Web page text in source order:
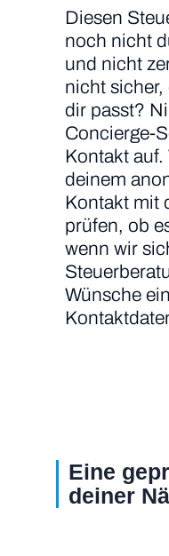
Diesen
noch nicht
und nicht
nicht sicher,
dir passt?
Concierge-
Kontakt
deinem
Kontakt mit
prüfen, ob
wenn wir
Wünsche
Eine
deiner